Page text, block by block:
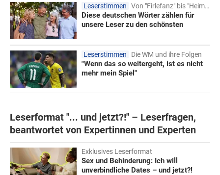
Leserstimmen Von "Firlefanz" bis "Heimat"
Diese deutschen Wörter zählen für
unsere Leser zu den schönsten
Leserstimmen Die WM und ihre Folgen
"Wenn das so weitergeht, ist es nicht
mehr mein Spiel"
Leserformat "... und jetzt?!" – Leserfragen,
beantwortet von Expertinnen und Experten
Exklusives Leserformat
Sex und Behinderung: Ich will
unverbindliche Dates – und jetzt?!